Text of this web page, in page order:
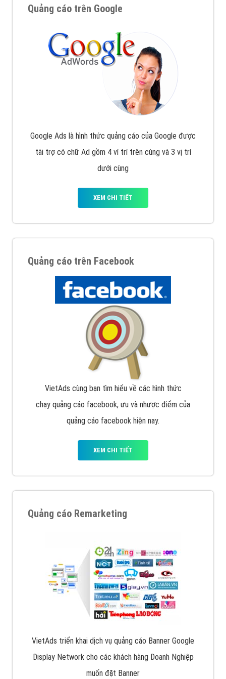
Quảng cáo trên Google
Google Ads là hình thức quảng cáo của Google được
tài trợ có chữ Ad gồm 4 ví trí trên cùng và 3 vị trí
dưới cùng
XEM CHI TIẾT
Quảng cáo trên Facebook
VietAds cùng bạn tìm hiểu về các hình thức
chạy quảng cáo facebook, ưu và nhược điểm của
quảng cáo facebook hiện nay.
XEM CHI TIẾT
Quảng cáo Remarketing
VietAds triển khai dịch vụ quảng cáo Banner Google
Display Network cho các khách hàng Doanh Nghiệp
muốn đặt Banner